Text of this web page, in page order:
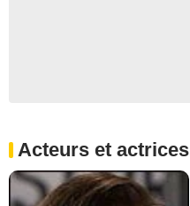
Acteurs et actrices